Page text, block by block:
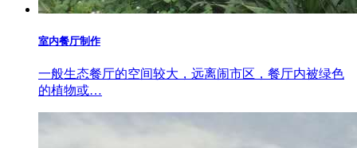
室内餐厅制作
一般生态餐厅的空间较大，远离闹市区，餐厅内被绿色
的植物或…